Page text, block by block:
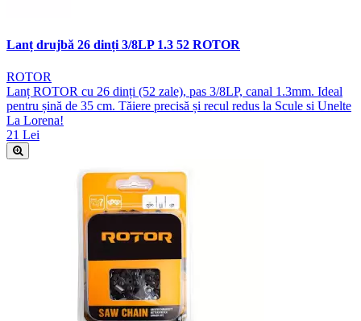
Lanț drujbă 26 dinți 3/8LP 1.3 52 ROTOR
ROTOR
Lanț ROTOR cu 26 dinți (52 zale), pas 3/8LP, canal 1.3mm. Ideal
pentru șină de 35 cm. Tăiere precisă și recul redus la Scule si Unelte
La Lorena!
21 Lei